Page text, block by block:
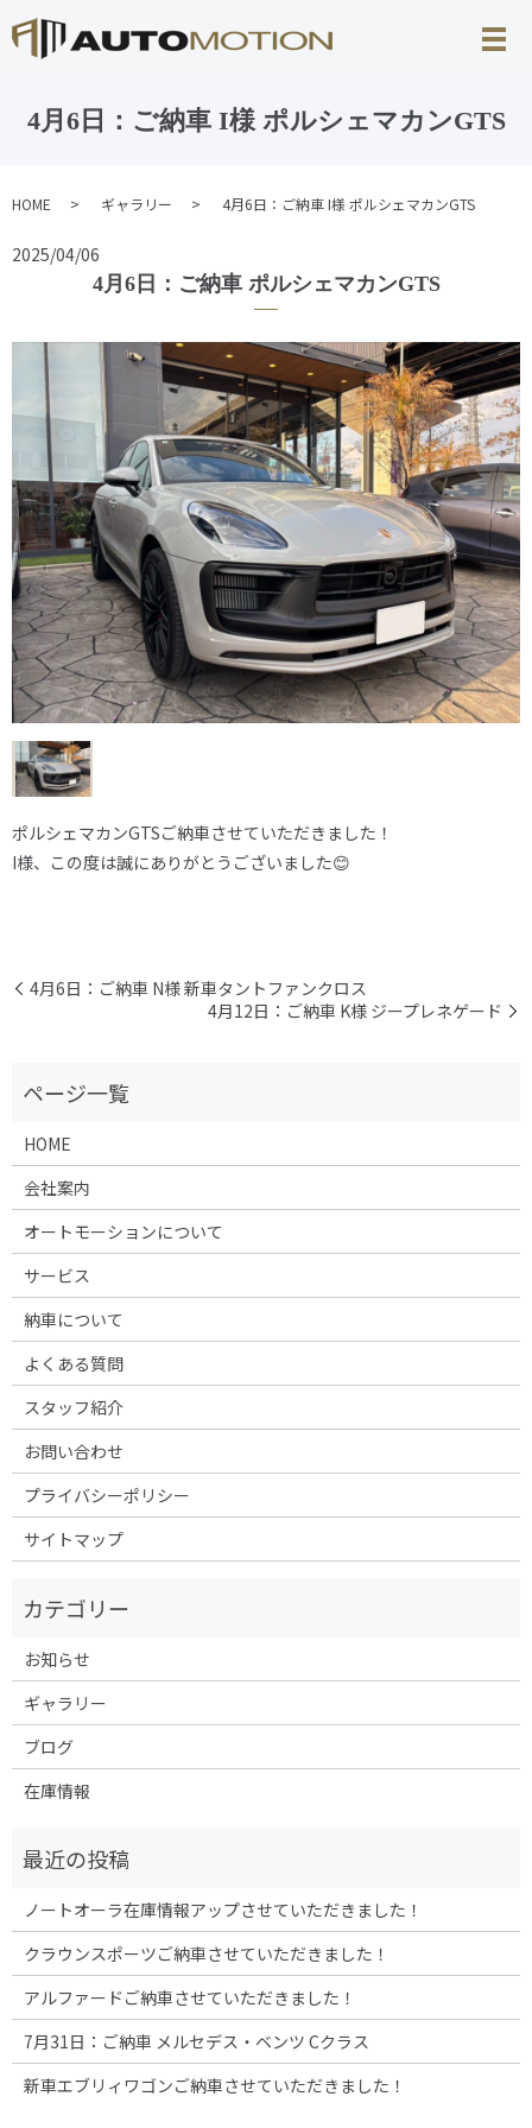
4月6日：ご納車 I様 ポルシェマカンGTS
HOME ギャラリー 4月6日：ご納車 I様 ポルシェマカンGTS
2025/04/06
4月6日：ご納車 ポルシェマカンGTS
ポルシェマカンGTSご納車させていただきました！
I様、この度は誠にありがとうございました😊
4月6日：ご納車 N様 新車タントファンクロス
4月12日：ご納車 K様 ジープレネゲード
HOME
会社案内
オートモーションについて
サービス
納車について
よくある質問
スタッフ紹介
お問い合わせ
プライバシーポリシー
サイトマップ
お知らせ
ギャラリー
ブログ
在庫情報
ノートオーラ在庫情報アップさせていただきました！
クラウンスポーツご納車させていただきました！
アルファードご納車させていただきました！
7月31日：ご納車 メルセデス・ベンツ Cクラス
新車エブリィワゴンご納車させていただきました！